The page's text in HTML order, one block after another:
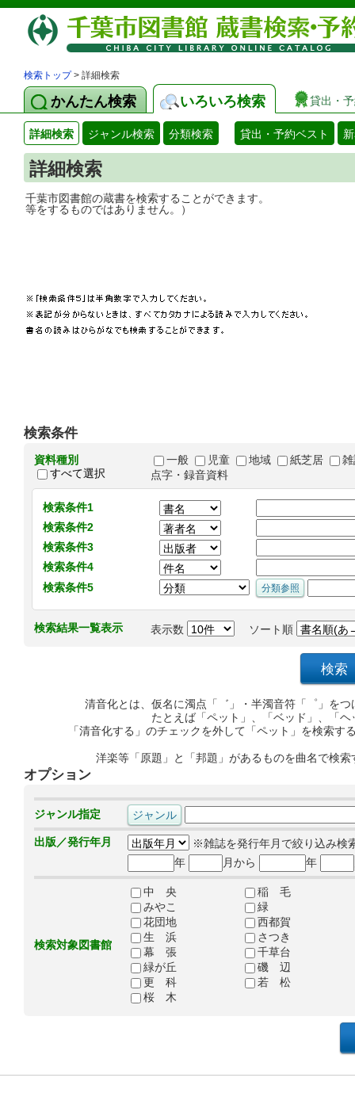
検索トップ> 詳細検索
かんたん検索 いろいろ検索 貸出・
詳細検索 ジャンル検索 分類検索 貸出・予約ベスト
詳細検索
千葉市図書館の蔵書を検索することがで
等をするものではありません。）
検索条件
資料種別
すべて選択
一般 児童 地域 紙芝居
点字・録音資料
検索条件1
検索条件2
検索条件3
検索条件4
検索条件5
検索結果一覧表示 表示数 ソート順
清音化とは、仮名に濁点「゛」・半濁音符「゜」を
たとえば「ペット」、「ベッド」、「
「清音化する」のチェックを外して「ペット」を検索
洋楽等「原題」と「邦題」があるものを曲名で検
オプション
ジャンル指定
出版／発行年月
※雑誌を発行年月で絞り込み検
年
月から 年
検索対象図書館
中 央
稲 毛
みやこ
緑
花団地
西都賀
生 浜
さつき
幕 張
千草台
緑が丘
磯 辺
更 科
若 松
桜 木